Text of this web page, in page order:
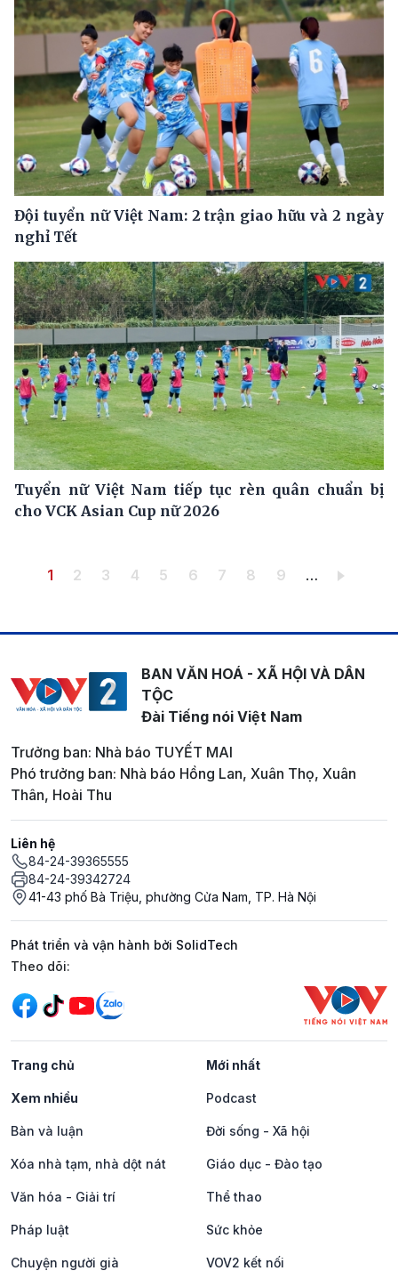
Đội tuyển nữ Việt Nam: 2 trận giao hữu và 2 ngày
nghỉ Tết
Tuyển nữ Việt Nam tiếp tục rèn quân chuẩn bị
cho VCK Asian Cup nữ 2026
Pagination
Trang hiện thời
1 Trang
2 Trang
3 Trang
4 Trang
5 Trang
6 Trang
7 Trang
8 Trang
9 …
BAN VĂN HOÁ - XÃ HỘI VÀ DÂN
TỘC
Đài Tiếng nói Việt Nam
Trưởng ban: Nhà báo TUYẾT MAI
Phó trưởng ban: Nhà báo Hồng Lan, Xuân Thọ, Xuân
Thân, Hoài Thu
Liên hệ
84-24-39365555
84-24-39342724
41-43 phố Bà Triệu, phường Cửa Nam, TP. Hà Nội
Phát triển và vận hành bởi SolidTech
Mạng xã hội
Theo dõi:
Trang chủ Mới nhất
Xem nhiều Podcast
Bàn và luận Đời sống - Xã hội
Xóa nhà tạm, nhà dột nát Giáo dục - Đào tạo
Văn hóa - Giải trí Thể thao
Pháp luật Sức khỏe
Chuyện người già VOV2 kết nối